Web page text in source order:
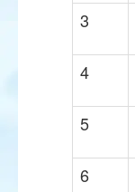
3
4
5
6